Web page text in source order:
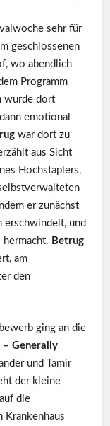
sehr für
geschlossenen
wo abendlich
Programm
wurde dort
emotional
war dort zu
aus Sicht
Hochstaplers,
er zunächst
erschwindelt, und
hermacht. Betrug
am
den
ging an die
– Generally
und Tamir
der kleine
die
Krankenhaus